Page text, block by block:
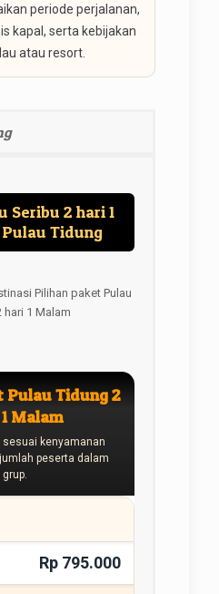
periode perjalanan,
kapal, serta kebijakan
atau resort.
Seribu 2 hari 1
Tidung
Pulau Tidung 2
Malam
sesuai kenyamanan
peserta dalam
grup.
Rp 795.000